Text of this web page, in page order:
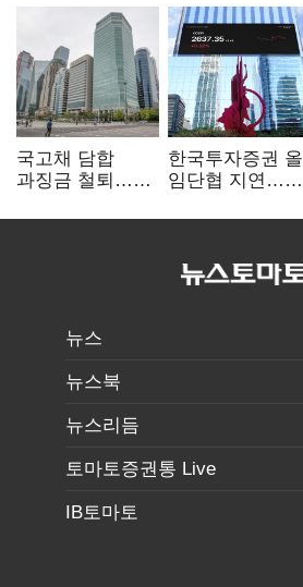
국고채 담합
과징금 철퇴…
폭탄' 우려
한국투자증권 올
임단협 지연…
뉴스
뉴스북
뉴스리듬
토마토증권통 Live
IB토마토